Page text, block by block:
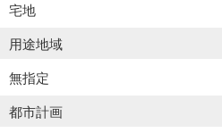
宅地
用途地域
無指定
都市計画